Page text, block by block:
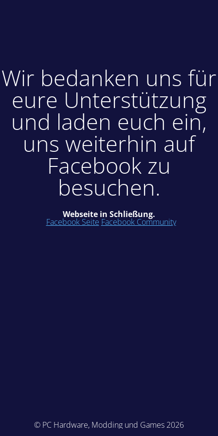
Wir bedanken uns für
eure Unterstützung
und laden euch ein,
uns weiterhin auf
Facebook zu
besuchen.
Webseite in Schließung.
Facebook Seite Facebook Community
© PC Hardware, Modding und Games 2026